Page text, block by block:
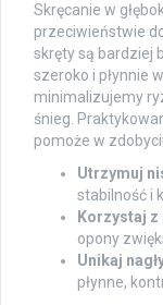
Skręcanie w
przeciwieństwie
skręty są bardziej
szeroko i płynnie
minimalizujemy
śnieg.
pomoże w
Utrzymuj
stabilność i
Korzystaj z
opony
Unikaj
płynne,